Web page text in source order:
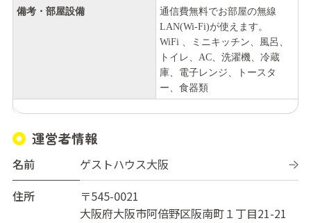
備考・部屋設備
通信費無料でお部屋の無線
LAN(Wi-Fi)が使えます。
WiFi 、ミニキッチン、風呂、
トイレ、AC、洗濯機、冷蔵
庫、電子レンジ、トースタ
ー、食器類
運営者情報
名前
ゲストハウス大阪
住所
〒545-0021
大阪府大阪市阿倍野区阪南町１丁目21-21